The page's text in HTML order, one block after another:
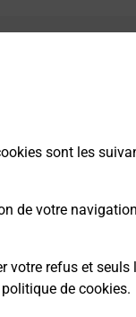
sont les
de votre
votre refus et seuls
de cookies.